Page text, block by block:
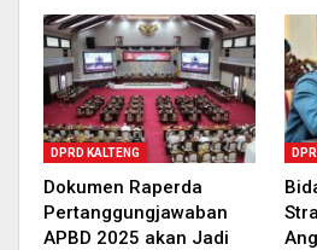
DPRD KALTENG
Dokumen Raperda
Pertanggungjawaban
APBD 2025 akan Jadi